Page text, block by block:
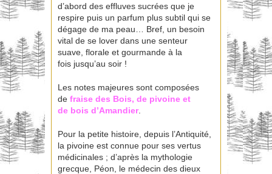
d’abord des effluves sucrées que je
respire puis un parfum plus subtil qui se
dégage de ma peau… Bref, un besoin
vital de se lover dans une senteur
suave, florale et gourmande à la
fois jusqu’au soir !
Les notes majeures sont composées
de fraise des Bois, de pivoine et
de bois d’Amandier.
Pour la petite histoire, depuis l’Antiquité,
la pivoine est connue pour ses vertus
médicinales ; d’après la mythologie
grecque, Péon, le médecin des dieux